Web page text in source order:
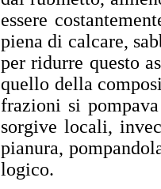
essere
piena di calcare,
per ridurre questo
quello della
frazioni si
sorgive locali,
pianura,
logico.